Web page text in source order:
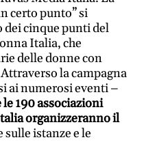
certo punto” si
dei cinque punti del
Italia, che
delle donne con
la campagna
ai numerosi eventi –
190 associazioni
organizzeranno il
istanze e le